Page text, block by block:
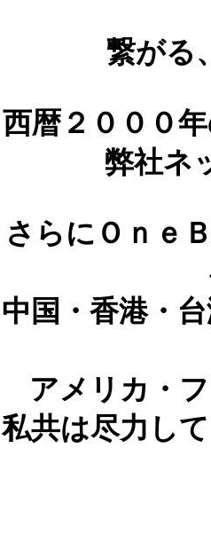
繋がる
西暦２０００
弊社ネ
さらにＯｎｅ
中国・香港・
アメリカ・
私共は尽力し